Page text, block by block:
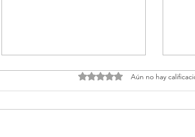
Obtuvo 0 de 5 estrellas.
Aún no hay